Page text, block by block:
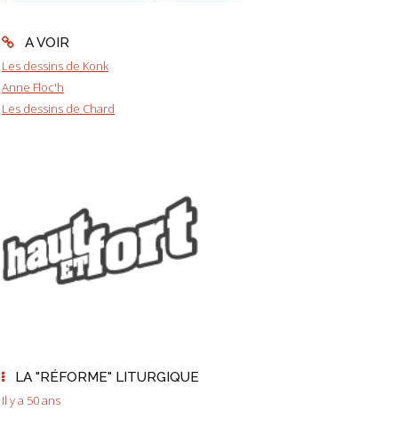
A VOIR
Les dessins de Konk
Anne Floc'h
Les dessins de Chard
LA "RÉFORME" LITURGIQUE
Il y a 50 ans